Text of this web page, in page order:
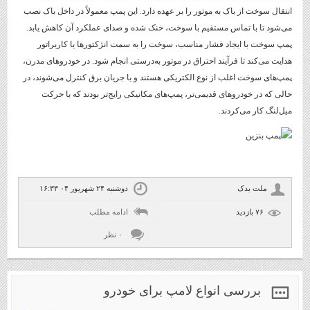
انتقال سوخت از باک به موتور را بر عهده دارد. این پمپ معمولاً در داخل باک نصب
می‌شود تا با تماس مستقیم با سوخت، خنک شده و صدای عملکرد آن کاهش یابد.
پمپ سوخت با ایجاد فشار مناسب، سوخت را به سمت انژکتورها یا کاربراتور
هدایت می‌کند تا فرآیند احتراق در موتور به‌درستی انجام شود. در خودروهای مدرن،
پمپ‌های سوخت اغلب از نوع الکتریکی هستند و با جریان برق کنترل می‌شوند، در
حالی که در خودروهای قدیمی‌تر، پمپ‌های مکانیکی رایج‌تر بودند که با حرکت
میل‌لنگ کار می‌کردند.
ملت یدک دوشنبه ۲۴ شهریور ۰۴ ۱۶:۳۳
ادامه مطلب
۰ نظر
بررسی انواع لامپ برای خودرو